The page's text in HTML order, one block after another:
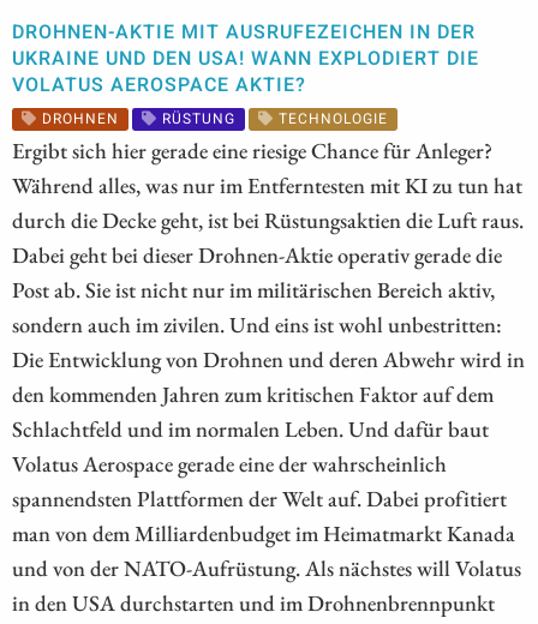
DROHNEN-AKTIE MIT AUSRUFEZEICHEN IN DER
UKRAINE UND DEN USA! WANN EXPLODIERT DIE
VOLATUS AEROSPACE AKTIE?
DROHNEN RÜSTUNG TECHNOLOGIE
Ergibt sich hier gerade eine riesige Chance für Anleger?
Während alles, was nur im Entferntesten mit KI zu tun hat
durch die Decke geht, ist bei Rüstungsaktien die Luft raus.
Dabei geht bei dieser Drohnen-Aktie operativ gerade die
Post ab. Sie ist nicht nur im militärischen Bereich aktiv,
sondern auch im zivilen. Und eins ist wohl unbestritten:
Die Entwicklung von Drohnen und deren Abwehr wird in
den kommenden Jahren zum kritischen Faktor auf dem
Schlachtfeld und im normalen Leben. Und dafür baut
Volatus Aerospace gerade eine der wahrscheinlich
spannendsten Plattformen der Welt auf. Dabei profitiert
man von dem Milliardenbudget im Heimatmarkt Kanada
und von der NATO-Aufrüstung. Als nächstes will Volatus
in den USA durchstarten und im Drohnenbrennpunkt